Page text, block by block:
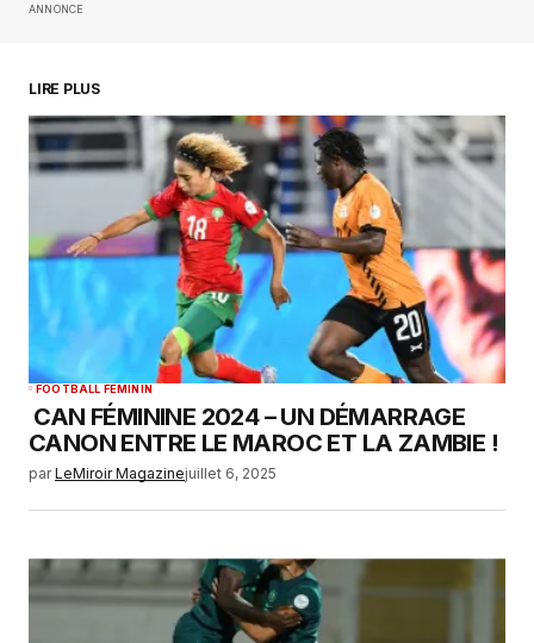
Enregistrer mon nom, mon e-mail et mon
commentaire.
SUBMIT COMMENT
ANNONCE
LIRE PLUS
FOOTBALL FEMININ
CAN FÉMININE 2024 – UN DÉMARRAGE
CANON ENTRE LE MAROC ET LA ZAMBIE !
par LeMiroir Magazinejuillet 6, 2025